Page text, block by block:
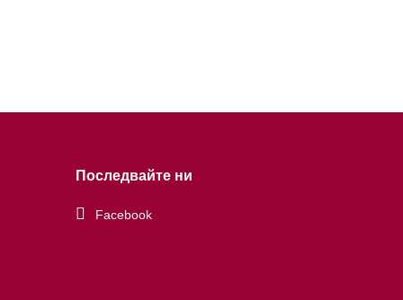
Последвайте ни
Facebook